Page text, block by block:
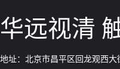
华远视清
地址：北京市昌平区回龙观西大